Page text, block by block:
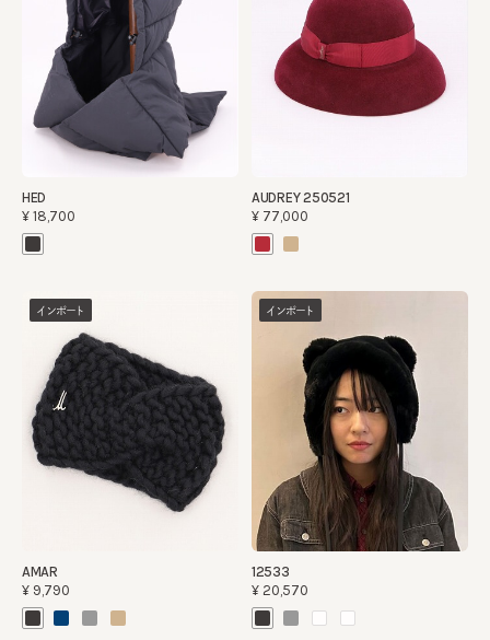
HED
¥18,700
AUDREY 250521
¥77,000
インポート
AMAR
¥9,790
インポート
12533
¥20,570